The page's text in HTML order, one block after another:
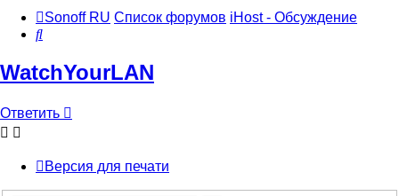
Sonoff RU Список форумов iHost - Обсуждение
Поиск
WatchYourLAN
Ответить
Версия для печати